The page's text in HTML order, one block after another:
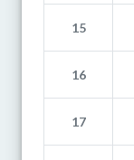
15
16
17